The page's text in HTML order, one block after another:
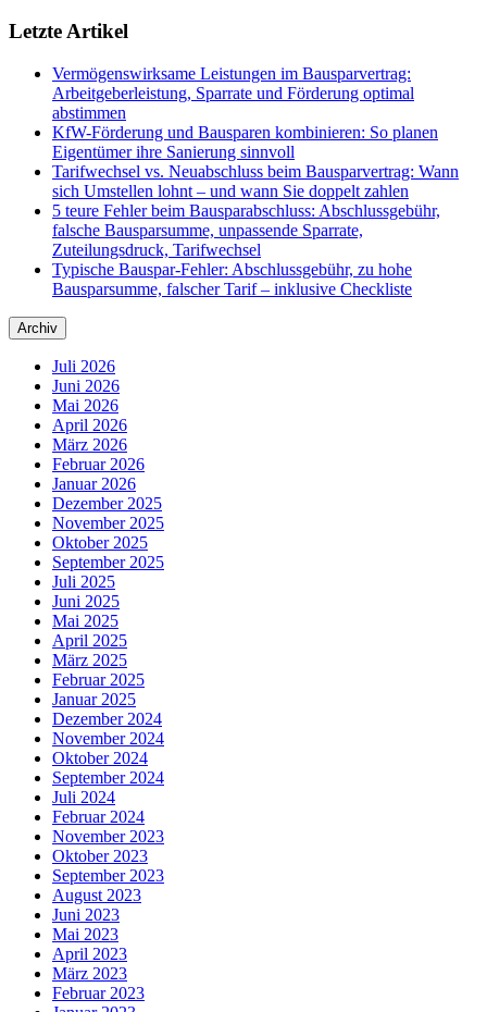
Letzte Artikel
Vermögenswirksame Leistungen im Bausparvertrag:
Arbeitgeberleistung, Sparrate und Förderung optimal
abstimmen
KfW-Förderung und Bausparen kombinieren: So planen
Eigentümer ihre Sanierung sinnvoll
Tarifwechsel vs. Neuabschluss beim Bausparvertrag: Wann
sich Umstellen lohnt – und wann Sie doppelt zahlen
5 teure Fehler beim Bausparabschluss: Abschlussgebühr,
falsche Bausparsumme, unpassende Sparrate,
Zuteilungsdruck, Tarifwechsel
Typische Bauspar-Fehler: Abschlussgebühr, zu hohe
Bausparsumme, falscher Tarif – inklusive Checkliste
Archiv
Juli 2026
Juni 2026
Mai 2026
April 2026
März 2026
Februar 2026
Januar 2026
Dezember 2025
November 2025
Oktober 2025
September 2025
Juli 2025
Juni 2025
Mai 2025
April 2025
März 2025
Februar 2025
Januar 2025
Dezember 2024
November 2024
Oktober 2024
September 2024
Juli 2024
Februar 2024
November 2023
Oktober 2023
September 2023
August 2023
Juni 2023
Mai 2023
April 2023
März 2023
Februar 2023